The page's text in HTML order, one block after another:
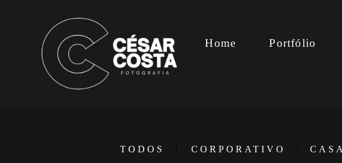
Home Portfólio
TODOS CORPORATIVO